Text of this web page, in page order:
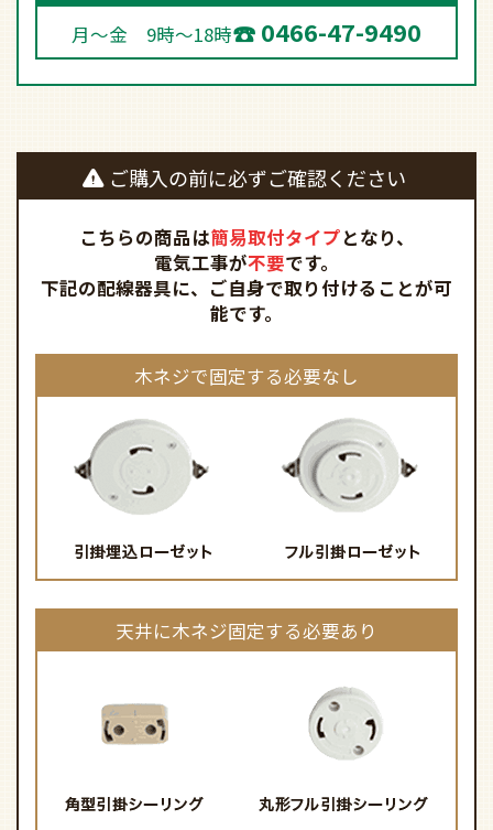
月～金 9時～18時
0466-47-9490
ご購入の前に必ずご確認ください
こちらの商品は簡易取付タイプとなり、
電気工事が不要です。
下記の配線器具に、ご自身で取り付けることが可
能です。
木ネジで固定する必要なし
天井に木ネジ固定する必要あり